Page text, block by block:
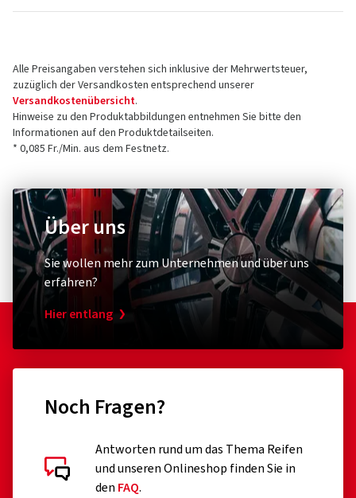
Alle Preisangaben verstehen sich inklusive der Mehrwertsteuer,
zuzüglich der Versandkosten entsprechend unserer
Versandkostenübersicht.
Hinweise zu den Produktabbildungen entnehmen Sie bitte den
Informationen auf den Produktdetailseiten.
* 0,085 Fr./Min. aus dem Festnetz.
Über uns
Sie wollen mehr zum Unternehmen und über uns
erfahren?
Hier entlang
Noch Fragen?
Antworten rund um das Thema Reifen
und unseren Onlineshop finden Sie in
den FAQ.